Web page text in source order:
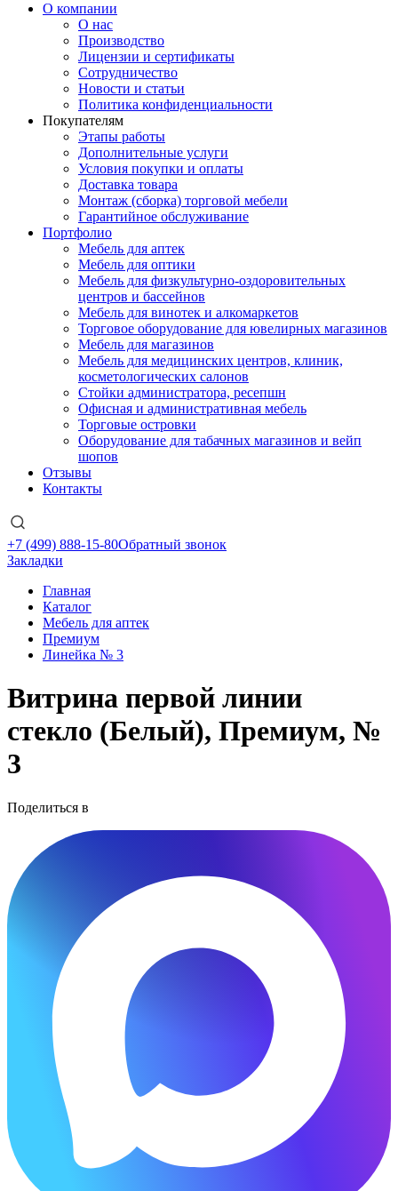
О компании
О нас
Производство
Лицензии и сертификаты
Сотрудничество
Новости и статьи
Политика конфиденциальности
Покупателям
Этапы работы
Дополнительные услуги
Условия покупки и оплаты
Доставка товара
Монтаж (сборка) торговой мебели
Гарантийное обслуживание
Портфолио
Мебель для аптек
Мебель для оптики
Мебель для физкультурно-оздоровительных
центров и бассейнов
Мебель для винотек и алкомаркетов
Торговое оборудование для ювелирных магазинов
Мебель для магазинов
Мебель для медицинских центров, клиник,
косметологических салонов
Стойки администратора, ресепшн
Офисная и административная мебель
Торговые островки
Оборудование для табачных магазинов и вейп
шопов
Отзывы
Контакты
+7 (499) 888-15-80Обратный звонок
Закладки
Главная
Каталог
Мебель для аптек
Премиум
Линейка № 3
Витрина первой линии
стекло (Белый), Премиум, №
3
Поделиться в